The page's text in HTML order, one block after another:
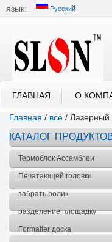
язык: Русский
ГЛАВНАЯ О
Главная / все / Лазерный
КАТАЛОГ
Термоблок Ассамблеи
Печатающей головки
забрать ролик
разделение площадку
Formatter доска